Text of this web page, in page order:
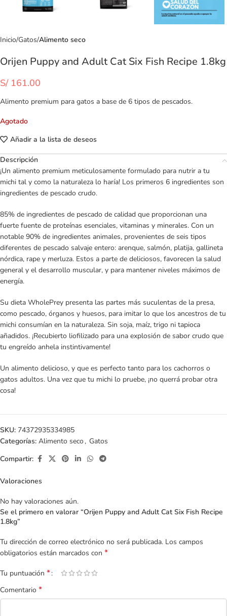
Inicio Gatos Alimento seco
Orijen Puppy and Adult Cat Six Fish Recipe 1.8kg
S/161.00
Alimento premium para gatos a base de 6 tipos de pescados.
Agotado
Añadir a la lista de deseos
Descripción
¡Un alimento premium meticulosamente formulado para nutrir a tu
michi tal y como la naturaleza lo haría! Los primeros 6 ingredientes son
ingredientes de pescado crudo.
85% de ingredientes de pescado de calidad que proporcionan una
fuerte fuente de proteínas esenciales, vitaminas y minerales. Con un
notable 90% de ingredientes animales, provenientes de seis tipos
diferentes de pescado salvaje entero: arenque, salmón, platija, gallineta
nórdica, rape y merluza. Estos a parte de deliciosos, favorecen la salud
general y el desarrollo muscular, y para mantener niveles máximos de
energía.
Su dieta WholePrey presenta las partes más suculentas de la presa,
como pescado, órganos y huesos, para imitar lo que los ancestros de tu
michi consumían en la naturaleza. Sin soja, maíz, trigo ni tapioca
añadidos. ¡Recubierto liofilizado para una explosión de sabor crudo que
tu engreído anhela instintivamente!
Un alimento delicioso, y que es perfecto tanto para los cachorros o
gatos adultos. Una vez que tu michi lo pruebe, ¡no querrá probar otra
cosa!
SKU: 74372935334985
Categorías: Alimento seco , Gatos
Compartir:
Valoraciones
No hay valoraciones aún.
Se el primero en valorar “Orijen Puppy and Adult Cat Six Fish Recipe
1.8kg”
Tu dirección de correo electrónico no será publicada. Los campos
obligatorios están marcados con *
Tu puntuación *
Comentario *